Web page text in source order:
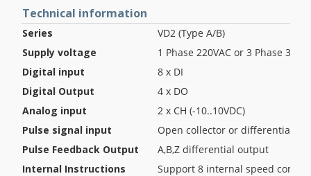
Technical information
Series
VD2 (Type A/B)
Supply voltage
1 Phase 220VAC or 3 Phase
Digital input
8 x DI
Digital Output
4 x DO
Analog input
2 x CH (-10..10VDC)
Pulse signal input
Open collector or differential
Pulse Feedback Output
A,B,Z differential output
Internal Instructions
Support 8 internal speed